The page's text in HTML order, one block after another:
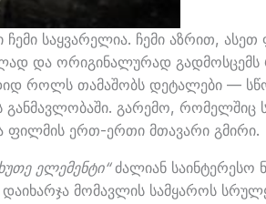
საყვარელია. ჩემი აზრით,
და ორიგინალურად გადმოსცემს
როლს თამაშობს დეტალები —
გარემო, რომელშიც
ფილმის ერთ-ერთი მთავარი გმირი.
ელემენტი“ძალიან საინტერესო
მომავლის სამყაროს